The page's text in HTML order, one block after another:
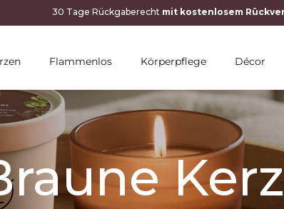
10 % RABATT MIT NEWSLETTER
Flammenlos Körperpflege Décor